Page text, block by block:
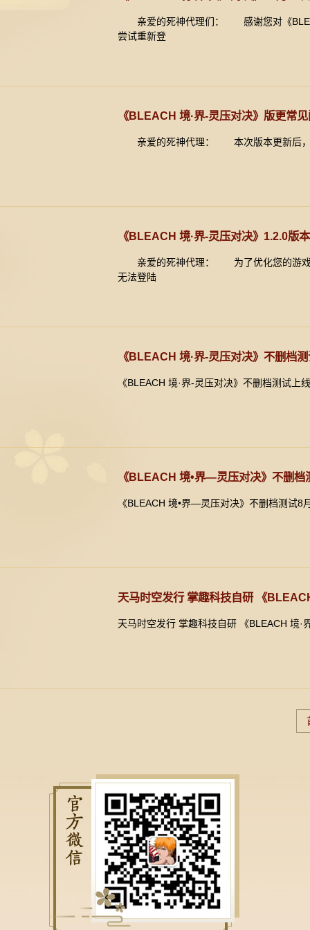
亲爱的死神代理们： 感谢您对《
尝试重新登
《BLEACH 境·界-灵压对决》版更常
亲爱的死神代理： 本次版本更新后，
《BLEACH 境·界-灵压对决》1.2.0版
亲爱的死神代理： 为了优化您的游戏体
无法登陆
《BLEACH 境·界-灵压对决》不删档
《BLEACH 境·界-灵压对决》不删档测
《BLEACH 境•界—灵压对决》不删档
《BLEACH 境•界—灵压对决》不删档测
天马时空发行 掌趣科技自研 《
天马时空发行 掌趣科技自研 《BLEACH